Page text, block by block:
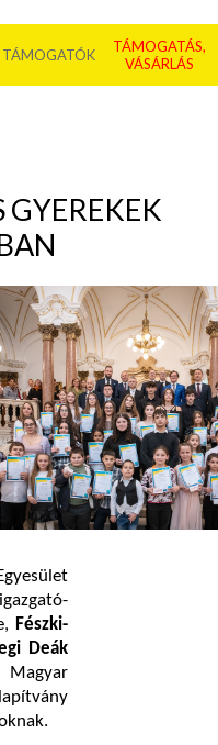
TÁMOGATÓK
TÁMOGATÁS,
VÁSÁRLÁS
GYEREKEK
Fészki-
Deák
Magyar